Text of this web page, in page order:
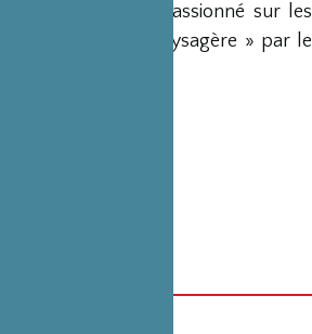
mène un travail passionné sur les
lieux de beauté paysagère » par le